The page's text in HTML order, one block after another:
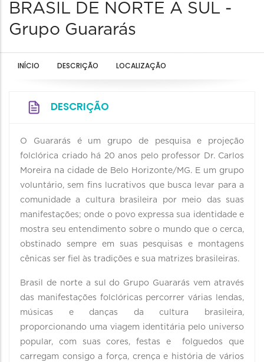
BRASIL DE NORTE A SUL -
Grupo Guararás
INÍCIO DESCRIÇÃO LOCALIZAÇÃO
DESCRIÇÃO
O Guararás é um grupo de pesquisa e projeção
folclórica criado há 20 anos pelo professor Dr. Carlos
Moreira na cidade de Belo Horizonte/MG. E um grupo
voluntário, sem fins lucrativos que busca levar para a
comunidade a cultura brasileira por meio das suas
manifestações; onde o povo expressa sua identidade e
mostra seu entendimento sobre o mundo que o cerca,
obstinado sempre em suas pesquisas e montagens
cênicas ser fiel às tradições e sua matrizes brasileiras.
Brasil de norte a sul do Grupo Guararás vem através
das manifestações folclóricas percorrer várias lendas,
músicas e danças da cultura brasileira,
proporcionando uma viagem identitária pelo universo
popular, com suas cores, festas e folguedos que
carregam consigo a força, crença e história de vários